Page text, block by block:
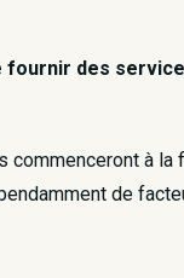
fournir des
à
de